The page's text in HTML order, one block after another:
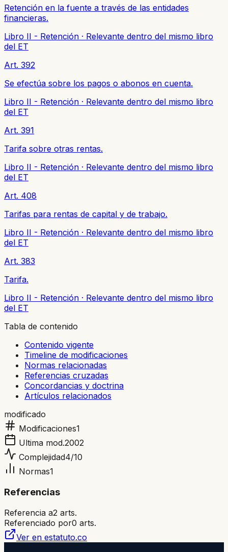
Retención en la fuente a través de las entidades
financieras.
Libro II - Retención · Relevante dentro del mismo libro
del ET
Art. 392
Se efectúa sobre los pagos o abonos en cuenta.
Libro II - Retención · Relevante dentro del mismo libro
del ET
Art. 391
Tarifa sobre otras rentas.
Libro II - Retención · Relevante dentro del mismo libro
del ET
Art. 408
Tarifas para rentas de capital y de trabajo.
Libro II - Retención · Relevante dentro del mismo libro
del ET
Art. 383
Tarifa.
Libro II - Retención · Relevante dentro del mismo libro
del ET
Tabla de contenido
Contenido vigente
Timeline de modificaciones
Normas relacionadas
Referencias cruzadas
Concordancias y doctrina
Artículos relacionados
modificado
Modificaciones1
Ultima mod.2002
Complejidad4/10
Normas1
Referencias
Referencia a2 arts.
Referenciado por0 arts.
Ver en estatuto.co